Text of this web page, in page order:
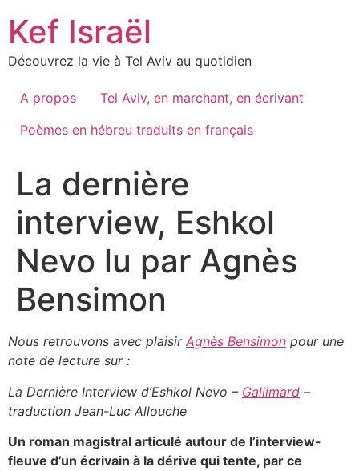
content
Kef Israël
Découvrez la vie à Tel Aviv au quotidien
A propos
Tel Aviv, en marchant, en écrivant
Poèmes en hébreu traduits en français
La dernière
interview, Eshkol
Nevo lu par Agnès
Bensimon
Nous retrouvons avec plaisir Agnès Bensimon pour une
note de lecture sur :
La Dernière Interview d’Eshkol Nevo – Gallimard –
traduction Jean-Luc Allouche
Un roman magistral articulé autour de l’interview-
fleuve d’un écrivain à la dérive qui tente, par ce